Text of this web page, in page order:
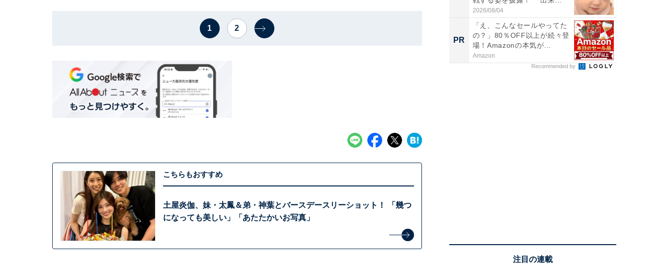
1 2
こちらもおすすめ
土屋炎伽、妹・太鳳＆弟・神葉とバースデースリーショット！ 「幾つ
になっても美しい」「あたたかいお写真」
2026/08/04
PR
「え、こんなセールやってた
の？」80％OFF以上が続々登
場！Amazonの本気が...
Amazon
Recommended by
注目の連載